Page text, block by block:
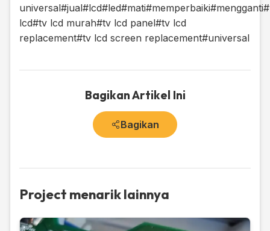
universal#jual#lcd#led#mati#memperbaiki#mengganti
lcd#tv lcd murah#tv lcd panel#tv lcd
replacement#tv lcd screen replacement#universal
Bagikan Artikel Ini
Bagikan
Project menarik lainnya